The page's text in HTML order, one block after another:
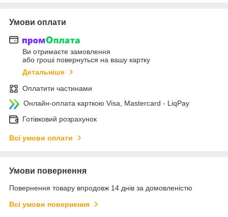
Умови оплати
Ви отримаєте замовлення
або гроші повернуться на вашу картку
Детальніше
Оплатити частинами
Онлайн-оплата карткою Visa, Mastercard - LiqPay
Готівковий розрахунок
Всі умови оплати
Умови повернення
Повернення товару впродовж 14 днів за домовленістю
Всі умови повернення